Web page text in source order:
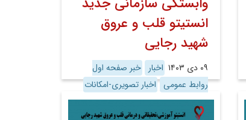
انستیتو قلب و عروق
شهید رجایی
۰۹ دی ۱۴۰۳ اخبار
خبر صفحه اول
روابط عمومی اخبار تصویری-امکانات